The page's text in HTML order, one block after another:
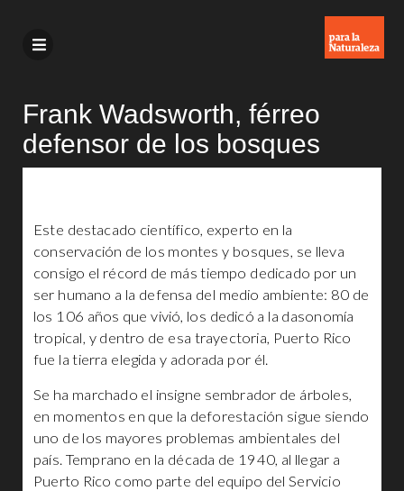
Frank Wadsworth, férreo
defensor de los bosques
Este destacado científico, experto en la
conservación de los montes y bosques, se lleva
consigo el récord de más tiempo dedicado por un
ser humano a la defensa del medio ambiente: 80 de
los 106 años que vivió, los dedicó a la dasonomía
tropical, y dentro de esa trayectoria, Puerto Rico
fue la tierra elegida y adorada por él.
Se ha marchado el insigne sembrador de árboles,
en momentos en que la deforestación sigue siendo
uno de los mayores problemas ambientales del
país. Temprano en la década de 1940, al llegar a
Puerto Rico como parte del equipo del Servicio